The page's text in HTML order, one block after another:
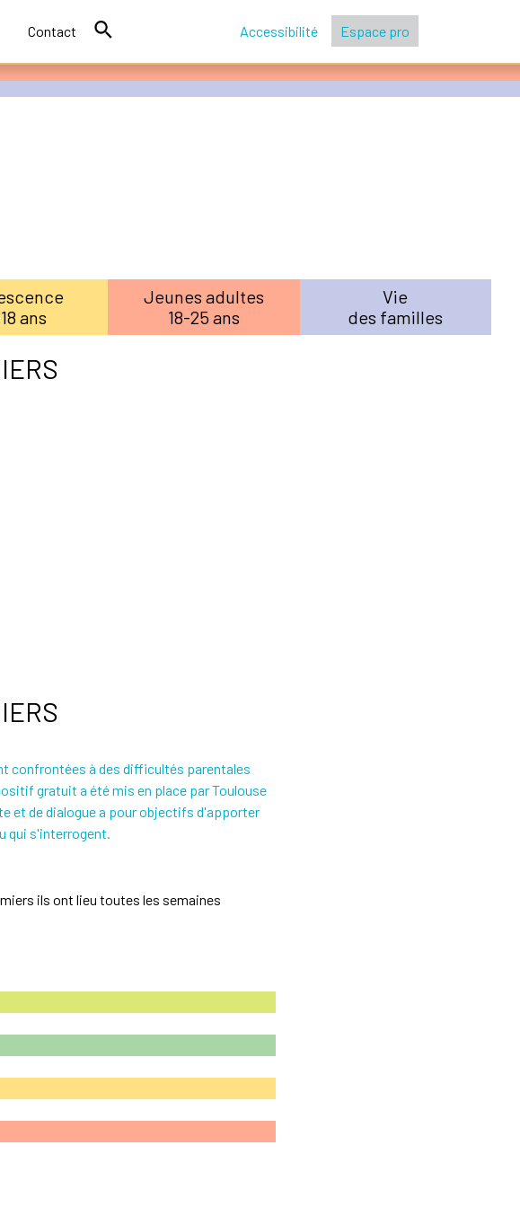
Contact Accessibilité Espace pro
ans
Jeunes adultes
18-25 ans
Vie
des familles
confrontées à des difficultés parentales
gratuit a été mis en place par Toulouse
et de dialogue a pour objectifs d'apporter
qui s'interrogent.
ils ont lieu toutes les semaines